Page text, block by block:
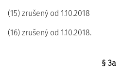
(15) zrušený od 1.10.2018
(16) zrušený od 1.10.2018.
§ 3a